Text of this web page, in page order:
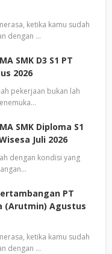
ketika kamu sudah
dengan …
SMK D3 S1 PT
2026
pekerjaan bukan lah
SMK Diploma S1
Juli 2026
dengan kondisi yang
PT
(Arutmin) Agustus
ketika kamu sudah
dengan …